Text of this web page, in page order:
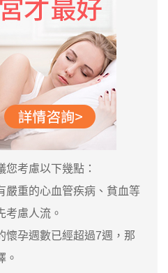
考慮以下幾點：
重的心血管疾病、貧血等
考慮人流。
孕週數已經超過7週，那
。